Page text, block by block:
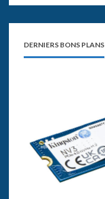
DERNIERS BONS PLANS